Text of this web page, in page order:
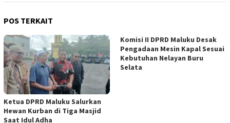
POS TERKAIT
Ketua DPRD Maluku Salurkan
Hewan Kurban di Tiga Masjid
Saat Idul Adha
Komisi II DPRD Maluku Desak
Pengadaan Mesin Kapal Sesuai
Kebutuhan Nelayan Buru
Selata